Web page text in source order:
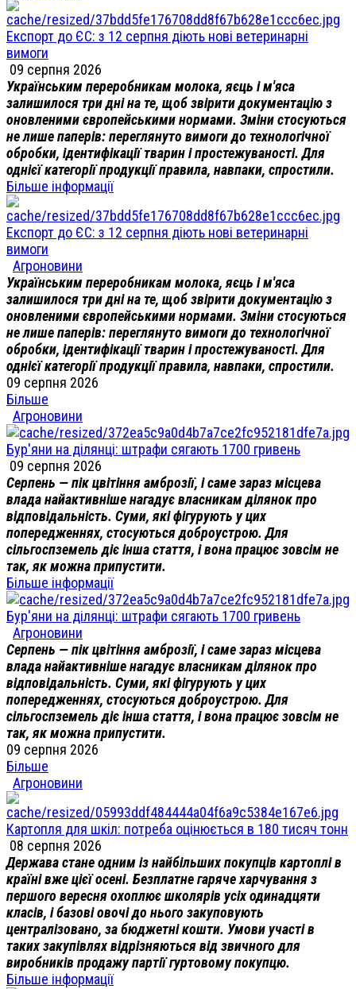
Експорт до ЄС: з 12 серпня діють нові ветеринарні
вимоги
09 серпня 2026
Українським переробникам молока, яєць і м'яса
залишилося три дні на те, щоб звірити документацію з
оновленими європейськими нормами. Зміни стосуються
не лише паперів: переглянуто вимоги до технологічної
обробки, ідентифікації тварин і простежуваності. Для
однієї категорії продукції правила, навпаки, спростили.
Більше інформації
Експорт до ЄС: з 12 серпня діють нові ветеринарні
вимоги
Агроновини
Українським переробникам молока, яєць і м'яса
залишилося три дні на те, щоб звірити документацію з
оновленими європейськими нормами. Зміни стосуються
не лише паперів: переглянуто вимоги до технологічної
обробки, ідентифікації тварин і простежуваності. Для
однієї категорії продукції правила, навпаки, спростили.
09 серпня 2026
Більше
Агроновини
Бур'яни на ділянці: штрафи сягають 1700 гривень
09 серпня 2026
Серпень — пік цвітіння амброзії, і саме зараз місцева
влада найактивніше нагадує власникам ділянок про
відповідальність. Суми, які фігурують у цих
попередженнях, стосуються доброустрою. Для
сільгоспземель діє інша стаття, і вона працює зовсім не
так, як можна припустити.
Більше інформації
Бур'яни на ділянці: штрафи сягають 1700 гривень
Агроновини
Серпень — пік цвітіння амброзії, і саме зараз місцева
влада найактивніше нагадує власникам ділянок про
відповідальність. Суми, які фігурують у цих
попередженнях, стосуються доброустрою. Для
сільгоспземель діє інша стаття, і вона працює зовсім не
так, як можна припустити.
09 серпня 2026
Більше
Агроновини
Картопля для шкіл: потреба оцінюється в 180 тисяч тонн
08 серпня 2026
Держава стане одним із найбільших покупців картоплі в
країні вже цієї осені. Безплатне гаряче харчування з
першого вересня охоплює школярів усіх одинадцяти
класів, і базові овочі до нього закуповують
централізовано, за бюджетні кошти. Умови участі в
таких закупівлях відрізняються від звичного для
виробників продажу партії гуртовому покупцю.
Більше інформації